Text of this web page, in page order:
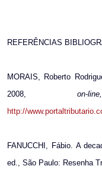
REFERÊNCIAS
MORAIS, Roberto
2008,
http://
FANUCCHI, Fábio. A
ed., São Paulo: Resenha